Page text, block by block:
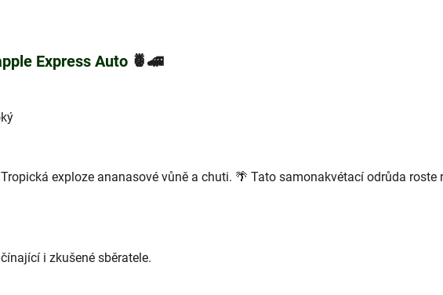
Express Auto 🍍🚄
Tropická exploze ananasové vůně a chuti. 🌴 Tato samonakvétací odrůda
i zkušené sběratele.